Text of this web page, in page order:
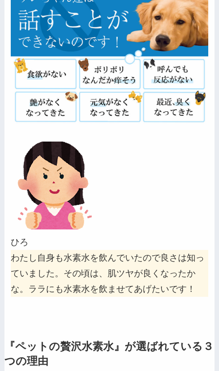
ひろ
わたし自身も水素水を飲んでいたので良さは知っ
ていました。その頃は、肌ツヤが良くなったか
な。ララにも水素水を飲ませてあげたいです！
『ペットの贅沢水素水』が選ばれている３
つの理由